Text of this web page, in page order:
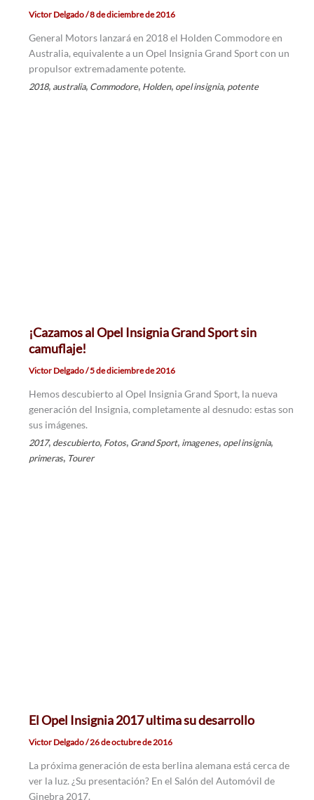
Victor Delgado/8 de diciembre de 2016
General Motors lanzará en 2018 el Holden Commodore en
Australia, equivalente a un Opel Insignia Grand Sport con un
propulsor extremadamente potente.
2018, australia, Commodore, Holden, opel insignia, potente
¡Cazamos al Opel Insignia Grand Sport sin
camuflaje!
Victor Delgado/5 de diciembre de 2016
Hemos descubierto al Opel Insignia Grand Sport, la nueva
generación del Insignia, completamente al desnudo: estas son
sus imágenes.
2017, descubierto, Fotos, Grand Sport, imagenes, opel insignia,
primeras, Tourer
El Opel Insignia 2017 ultima su desarrollo
Victor Delgado/26 de octubre de 2016
La próxima generación de esta berlina alemana está cerca de
ver la luz. ¿Su presentación? En el Salón del Automóvil de
Ginebra 2017.